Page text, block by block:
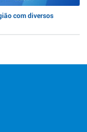
com diversos